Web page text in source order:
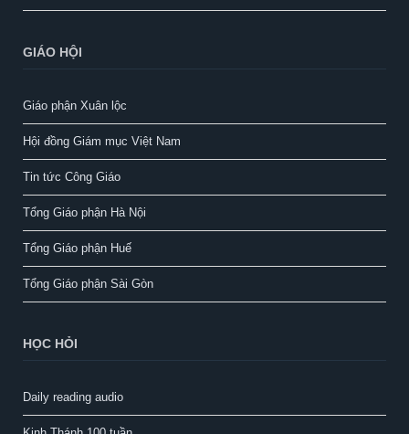
GIÁO HỘI
Giáo phận Xuân lộc
Hội đồng Giám mục Việt Nam
Tin tức Công Giáo
Tổng Giáo phận Hà Nội
Tổng Giáo phận Huế
Tổng Giáo phận Sài Gòn
HỌC HỎI
Daily reading audio